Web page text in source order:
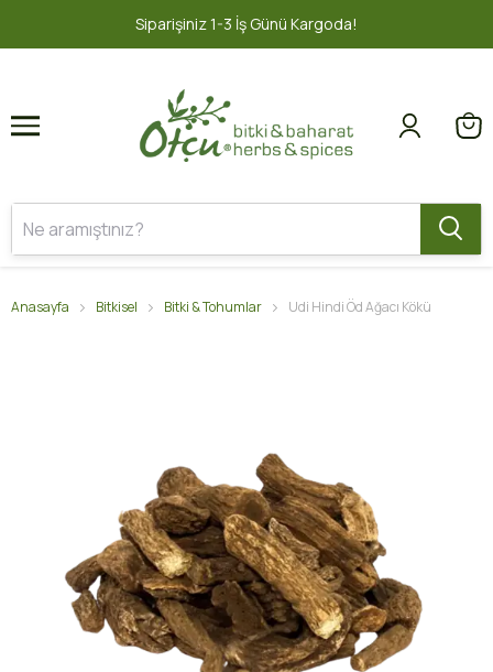
İş Günü Kargoda! 1 2
Anasayfa Bitkisel Bitki & Tohumlar Udi Hindi Öd Ağacı Kökü